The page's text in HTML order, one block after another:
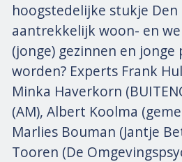
hoogstedelijke stukje Den
aantrekkelijk woon- en
(jonge) gezinnen en jonge
worden? Experts Frank
Minka Haverkorn
(AM), Albert Koolma
Marlies Bouman (Jantje
Tooren (De